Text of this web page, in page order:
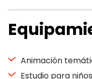
Animación
Estudio para niños